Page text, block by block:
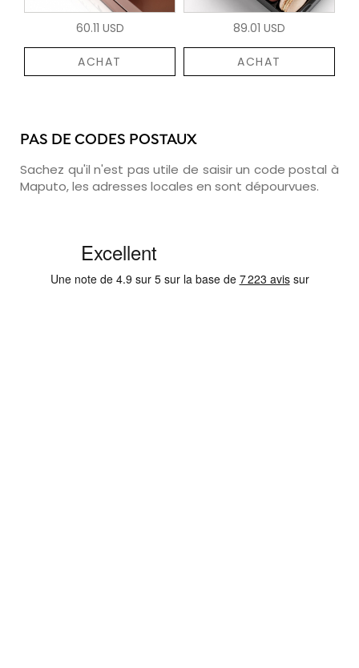
60.11 USD
ACHAT
89.01 USD
ACHAT
PAS DE CODES POSTAUX
Sachez qu'il n'est pas utile de saisir un code postal à
Maputo, les adresses locales en sont dépourvues.